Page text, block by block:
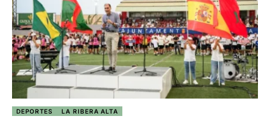
DEPORTES LA RIBERA ALTA